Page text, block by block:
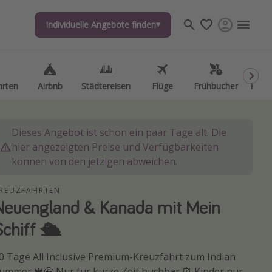
Individuelle Angebote finden
Airbnb Städtereisen Flüge Frühbucher
Individuelle Angebote finden
Airbnb Städtereisen Flüge Frühbucher
Dieses Angebot ist schon ein paar Tage alt. Die
hier angezeigten Preise und Verfügbarkeiten
können von den jetzigen abweichen.
& Kanada mit Mein
🛳️
Tage All Inclusive Premium-Kreuzfahrt zum Indian